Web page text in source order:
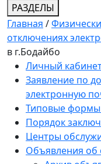
РАЗДЕЛЫ
Главная /
отключениях
в г.Бодайбо
Личный
Заявление по
электронную
Типовые формы
Порядок
Центры
Объявления об